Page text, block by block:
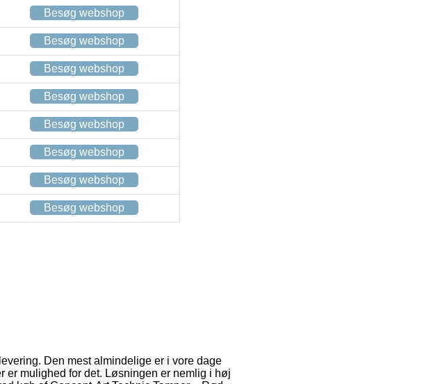
Besøg webshop
Besøg webshop
Besøg webshop
Besøg webshop
Besøg webshop
Besøg webshop
Besøg webshop
Besøg webshop
Den mest almindelige er i vore dage
er mulighed for det. Løsningen er nemlig i høj